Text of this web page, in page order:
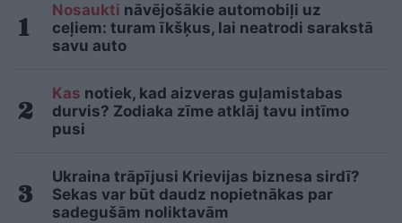
Nosaukti nāvējošākie automobiļi uz
ceļiem: turam īkšķus, lai neatrodi sarakstā
savu auto
Kas notiek, kad aizveras guļamistabas
durvis? Zodiaka zīme atklāj tavu intīmo
pusi
Ukraina trāpījusi Krievijas biznesa sirdī?
Sekas var būt daudz nopietnākas par
sadegušām noliktavām